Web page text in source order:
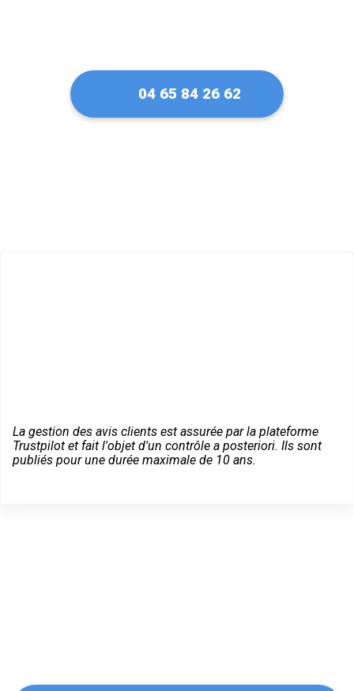
04 65 84 26 62
La gestion des avis clients est assurée par la plateforme
Trustpilot et fait l'objet d'un contrôle a posteriori. Ils sont
publiés pour une durée maximale de 10 ans.